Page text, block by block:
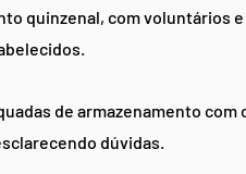
quinzenal, com voluntários
de armazenamento com
dúvidas.